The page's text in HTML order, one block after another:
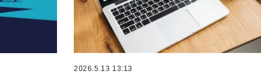
2026.5.13 13:13